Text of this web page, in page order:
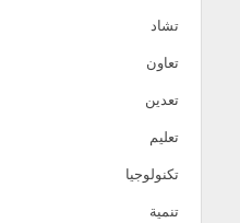
تشاد
تعاون
تعدين
تعليم
تكنولوجيا
تنمية